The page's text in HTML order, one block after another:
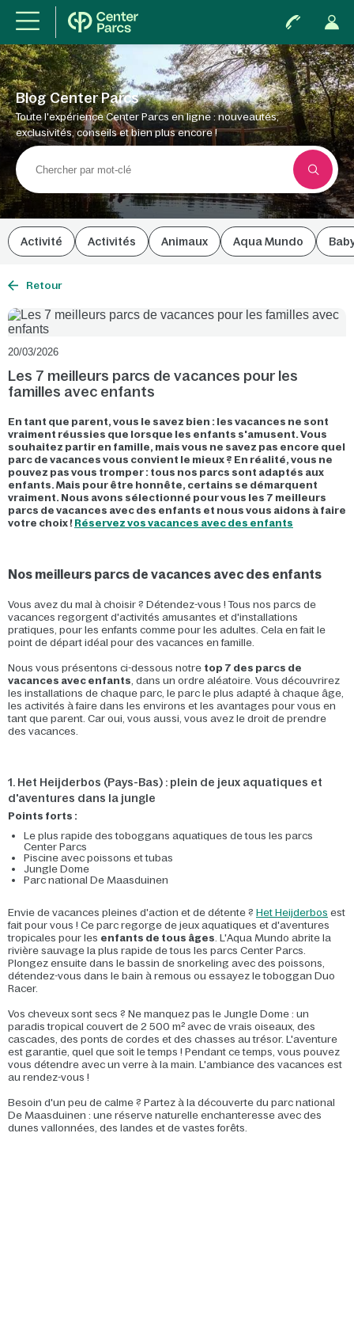
Blog Center Parcs
Toute l'expérience Center Parcs en ligne : nouveautés,
exclusivités, conseils et bien plus encore !
Activité Activités Animaux Aqua Mundo
Retour
20/03/2026
Les 7 meilleurs parcs de vacances pour les
familles avec enfants
En tant que parent, vous le savez bien : les vacances ne sont
vraiment réussies que lorsque les enfants s'amusent. Vous
souhaitez partir en famille, mais vous ne savez pas encore quel
parc de vacances vous convient le mieux ? En réalité, vous ne
pouvez pas vous tromper : tous nos parcs sont adaptés aux
enfants. Mais pour être honnête, certains se démarquent
vraiment. Nous avons sélectionné pour vous les 7 meilleurs
parcs de vacances avec des enfants et nous vous aidons à faire
votre choix ! Réservez vos vacances avec des enfants
Nos meilleurs parcs de vacances avec des enfants
Vous avez du mal à choisir ? Détendez-vous ! Tous nos parcs de
vacances regorgent d'activités amusantes et d'installations
pratiques, pour les enfants comme pour les adultes. Cela en fait le
point de départ idéal pour des vacances en famille.
Nous vous présentons ci-dessous notre top 7 des parcs de
vacances avec enfants, dans un ordre aléatoire. Vous découvrirez
les installations de chaque parc, le parc le plus adapté à chaque âge,
les activités à faire dans les environs et les avantages pour vous en
tant que parent. Car oui, vous aussi, vous avez le droit de prendre
des vacances.
1. Het Heijderbos (Pays-Bas) : plein de jeux aquatiques et
d'aventures dans la jungle
Points forts :
Le plus rapide des toboggans aquatiques de tous les parcs
Center Parcs
Piscine avec poissons et tubas
Jungle Dome
Parc national De Maasduinen
Envie de vacances pleines d'action et de détente ? Het Heijderbos est
fait pour vous ! Ce parc regorge de jeux aquatiques et d'aventures
tropicales pour les enfants de tous âges. L'Aqua Mundo abrite la
rivière sauvage la plus rapide de tous les parcs Center Parcs.
Plongez ensuite dans le bassin de snorkeling avec des poissons,
détendez-vous dans le bain à remous ou essayez le toboggan Duo
Racer.
Vos cheveux sont secs ? Ne manquez pas le Jungle Dome : un
paradis tropical couvert de 2 500 m² avec de vrais oiseaux, des
cascades, des ponts de cordes et des chasses au trésor. L'aventure
est garantie, quel que soit le temps ! Pendant ce temps, vous pouvez
vous détendre avec un verre à la main. L'ambiance des vacances est
au rendez-vous !
Besoin d'un peu de calme ? Partez à la découverte du parc national
De Maasduinen : une réserve naturelle enchanteresse avec des
dunes vallonnées, des landes et de vastes forêts.